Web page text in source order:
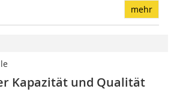
mehr
Kapazität und Qualität